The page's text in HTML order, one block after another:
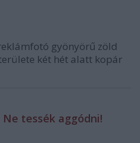
gyönyörű zöld
két hét alatt kopár
tessék aggódni!